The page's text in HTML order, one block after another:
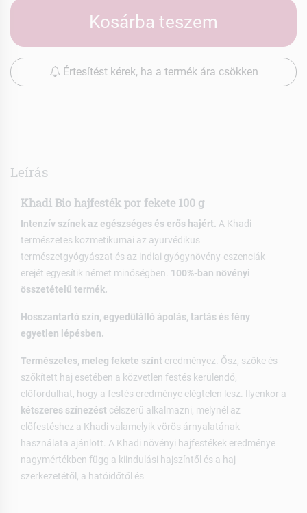
Kosárba teszem
Értesítést kérek, ha a termék ára csökken
Leírás
Khadi Bio hajfesték por fekete 100 g
Intenzív színek az egészséges és erős hajért. A Khadi
természetes kozmetikumai az ayurvédikus
természetgyógyászat és az indiai gyógynövény-eszenciák
erejét egyesítik német minőségben. 100%-ban növényi
összetételű termék.
Hosszantartó szín, egyedülálló ápolás, tartás és fény
egyetlen lépésben.
Természetes, meleg fekete színt eredményez. Ősz, szőke és
szőkített haj esetében a közvetlen festés kerülendő,
előfordulhat, hogy a festés eredménye elégtelen lesz. Ilyenkor a
kétszeres színezést célszerű alkalmazni, melynél az
előfestéshez a Khadi valamelyik vörös árnyalatának
használata ajánlott. A Khadi növényi hajfestékek eredménye
nagymértékben függ a kiindulási hajszíntől és a haj
szerkezetétől, a hatóidőtől és